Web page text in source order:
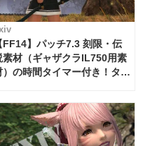
FF14】パッチ7.3 刻限・伝
素材（ギャザクラIL750用素
）の時間タイマー付き！タイ